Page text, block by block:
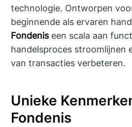
technologie. Ontworpen
beginnende als ervaren
Fondeniseen scala aan
handelsproces stroomlijnen
van transacties verbeteren.
Unieke
Fondenis